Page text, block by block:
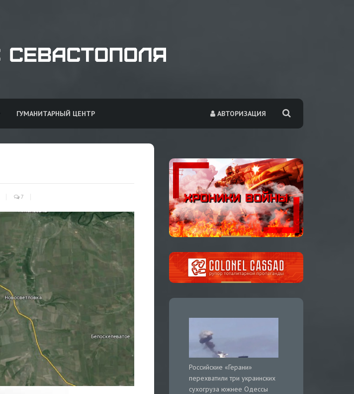
АВТОРИЗАЦИЯ
ГУМАНИТАРНЫЙ ЦЕНТР
7
Российские «Герани»
перехватили три украинских
сухогруза южнее Одессы